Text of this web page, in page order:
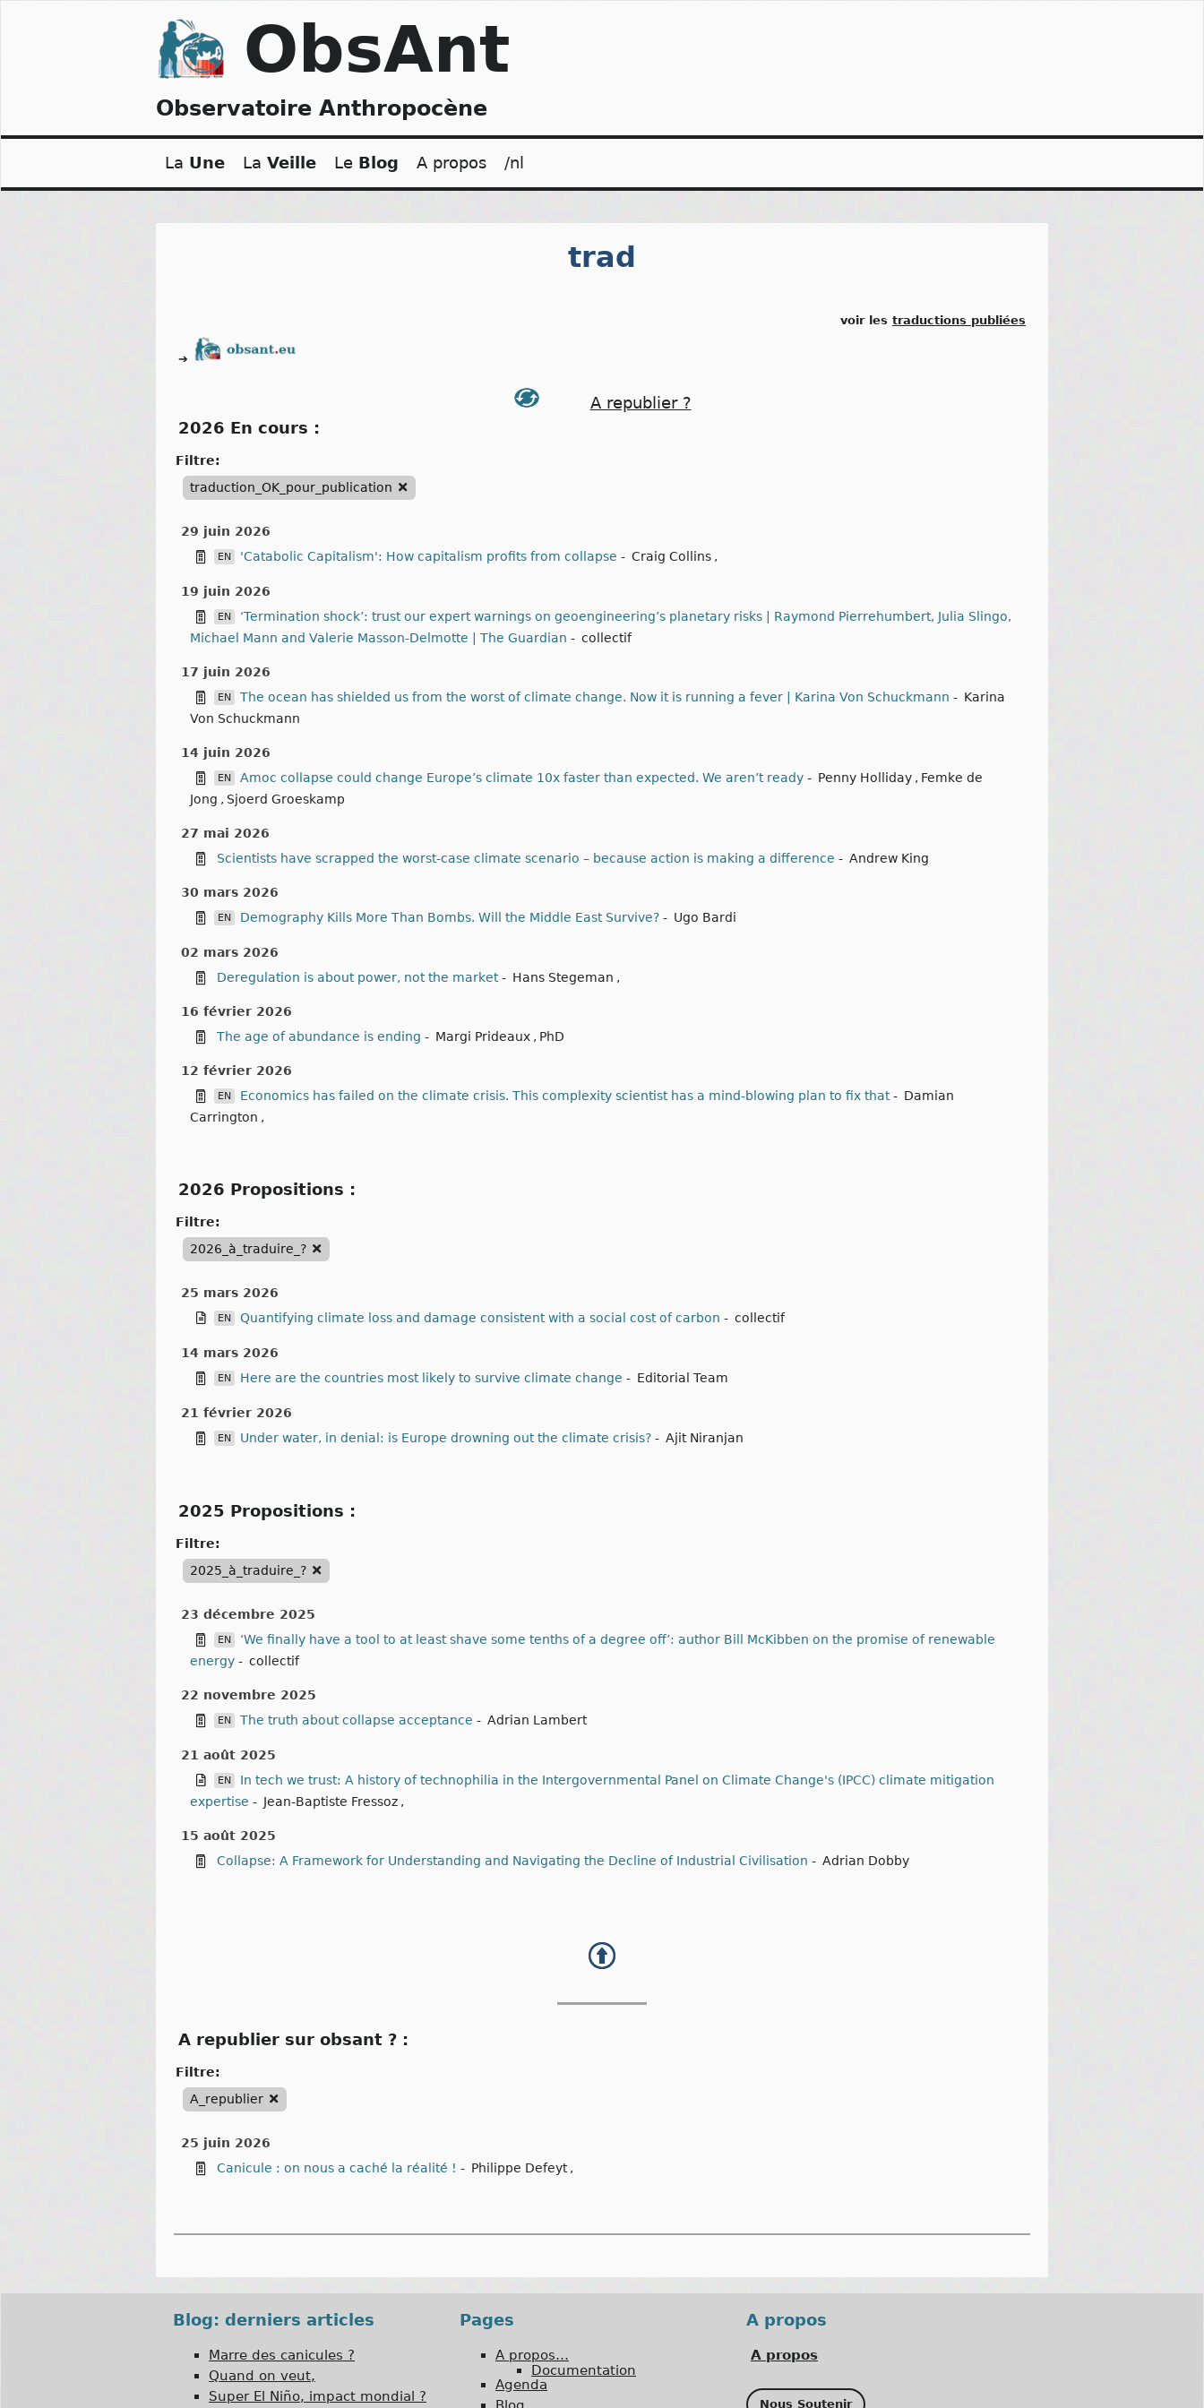
ObsAnt
Observatoire Anthropocène
La Une La Veille Le Blog A propos /nl
trad
voir les traductions publiées
➔
A republier ?
2026 En cours :
filtre:
traduction_OK_pour_publication
29 juin 2026
EN 'Catabolic Capitalism': How capitalism profits from collapse - Craig Collins ,
19 juin 2026
EN
‘Termination shock’: trust our expert warnings on geoengineering’s planetary risks | Raymond Pierrehumbert, Julia Slingo,
Michael Mann and Valerie Masson-Delmotte | The Guardian - collectif
17 juin 2026
EN The ocean has shielded us from the worst of climate change. Now it is running a fever | Karina Von Schuckmann - Karina
Von Schuckmann
14 juin 2026
EN Amoc collapse could change Europe’s climate 10x faster than expected. We aren’t ready - Penny Holliday , Femke de
Jong , Sjoerd Groeskamp
27 mai 2026
Scientists have scrapped the worst-case climate scenario – because action is making a difference - Andrew King
30 mars 2026
EN Demography Kills More Than Bombs. Will the Middle East Survive? - Ugo Bardi
02 mars 2026
Deregulation is about power, not the market- Hans Stegeman ,
16 février 2026
The age of abundance is ending - Margi Prideaux , PhD
12 février 2026
EN Economics has failed on the climate crisis. This complexity scientist has a mind-blowing plan to fix that- Damian
Carrington ,
2026 Propositions :
filtre:
2026_à_traduire_?
25 mars 2026
EN Quantifying climate loss and damage consistent with a social cost of carbon - collectif
14 mars 2026
EN Here are the countries most likely to survive climate change - Editorial Team
21 février 2026
EN Under water, in denial: is Europe drowning out the climate crisis? - Ajit Niranjan
2025 Propositions :
filtre:
2025_à_traduire_?
23 décembre 2025
EN
‘We finally have a tool to at least shave some tenths of a degree off’: author Bill McKibben on the promise of renewable
energy - collectif
22 novembre 2025
EN The truth about collapse acceptance - Adrian Lambert
21 août 2025
EN
In tech we trust: A history of technophilia in the Intergovernmental Panel on Climate Change's (IPCC) climate mitigation
expertise - Jean-Baptiste Fressoz ,
15 août 2025
Collapse: A Framework for Understanding and Navigating the Decline of Industrial Civilisation - Adrian Dobby
A republier sur obsant ? :
filtre:
A_republier
25 juin 2026
Canicule : on nous a caché la réalité ! - Philippe Defeyt ,
Blog: derniers articles
Marre des canicules ?
Quand on veut,
Super El Niño, impact mondial ?
Pages
A propos…
Documentation
Agenda
A propos
A propos
Nous Soutenir